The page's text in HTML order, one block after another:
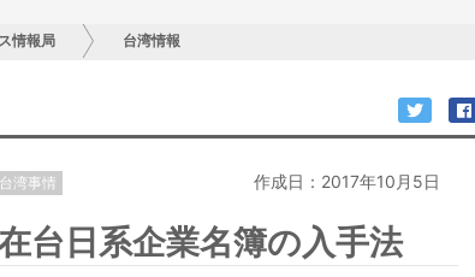
情報局 台湾情報
台湾事情 作成日：2017年10月5日
台日系企業名簿の入手法